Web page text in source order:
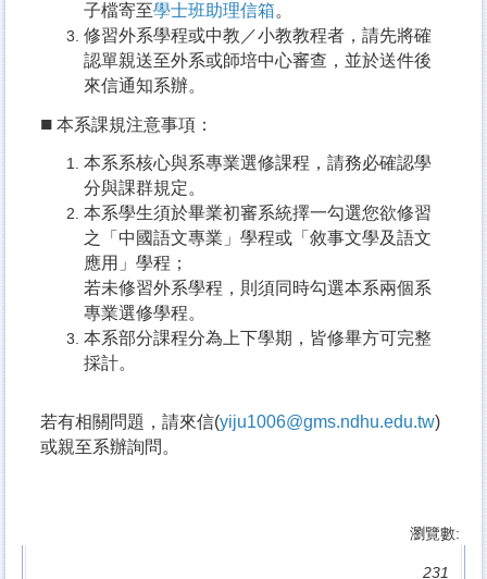
子檔寄至學士班助理信箱。
修習外系學程或中教／小教教程者，請先將確
認單親送至外系或師培中心審查，並於送件後
來信通知系辦。
■ 本系課規注意事項：
本系系核心與系專業選修課程，請務必確認學
分與課群規定。
本系學生須於畢業初審系統擇一勾選您欲修習
之「中國語文專業」學程或「敘事文學及語文
應用」學程；
若未修習外系學程，則須同時勾選本系兩個系
專業選修學程。
本系部分課程分為上下學期，皆修畢方可完整
採計。
若有相關問題，請來信(yiju1006@gms.ndhu.edu.tw)
或親至系辦詢問。
瀏覽數:
231